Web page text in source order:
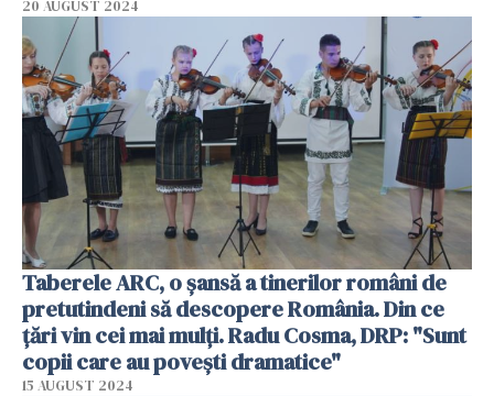
20 AUGUST 2024
Taberele ARC, o șansă a tinerilor români de
pretutindeni să descopere România. Din ce
țări vin cei mai mulți. Radu Cosma, DRP: "Sunt
copii care au povești dramatice"
15 AUGUST 2024